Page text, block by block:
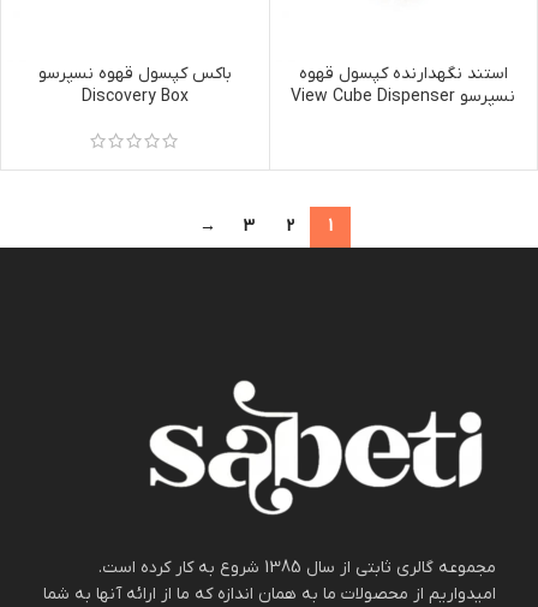
استند نگهدارنده کپسول قهوه
نسپرسو View Cube Dispenser
باکس کپسول قهوه نسپرسو
Discovery Box
1
2
3
→
مجموعه گالری ثابتی از سال 1385 شروع به کار کرده است.
امیدواریم از محصولات ما به همان اندازه که ما از ارائه آنها به شما